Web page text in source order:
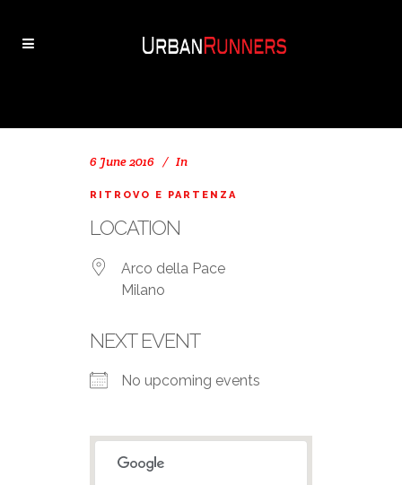
6 June 2016 In
RITROVO E PARTENZA
LOCATION
Arco della Pace
Milano
NEXT EVENT
No upcoming events